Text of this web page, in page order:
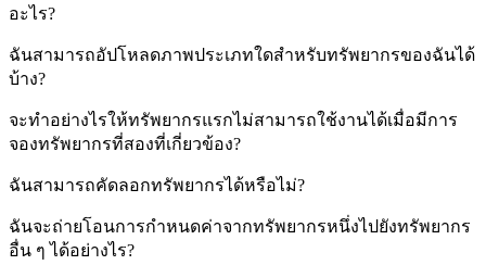
อะไร?
ฉันสามารถอัปโหลดภาพประเภทใดสำหรับทรัพยากรของฉันได้
บ้าง?
จะทำอย่างไรให้ทรัพยากรแรกไม่สามารถใช้งานได้เมื่อมีการ
จองทรัพยากรที่สองที่เกี่ยวข้อง?
ฉันสามารถคัดลอกทรัพยากรได้หรือไม่?
ฉันจะถ่ายโอนการกำหนดค่าจากทรัพยากรหนึ่งไปยังทรัพยากร
อื่น ๆ ได้อย่างไร?